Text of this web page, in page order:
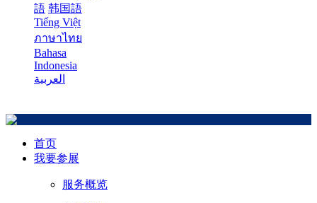
語 韩国語
Tiếng Việt
ภาษาไทย
Bahasa
Indonesia
العربية
首页
我要参展
服务概览